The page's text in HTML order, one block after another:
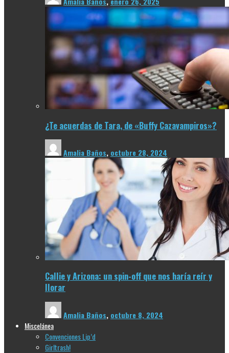
¿Te acuerdas de Tara, de «Buffy Cazavampiros»?
Amalia Baños, octubre 28, 2024
Callie y Arizona: un spin-off que nos haría reír y
llorar
Amalia Baños, octubre 8, 2024
Miscelánea
Convenciones Lip’d
Girltrash!